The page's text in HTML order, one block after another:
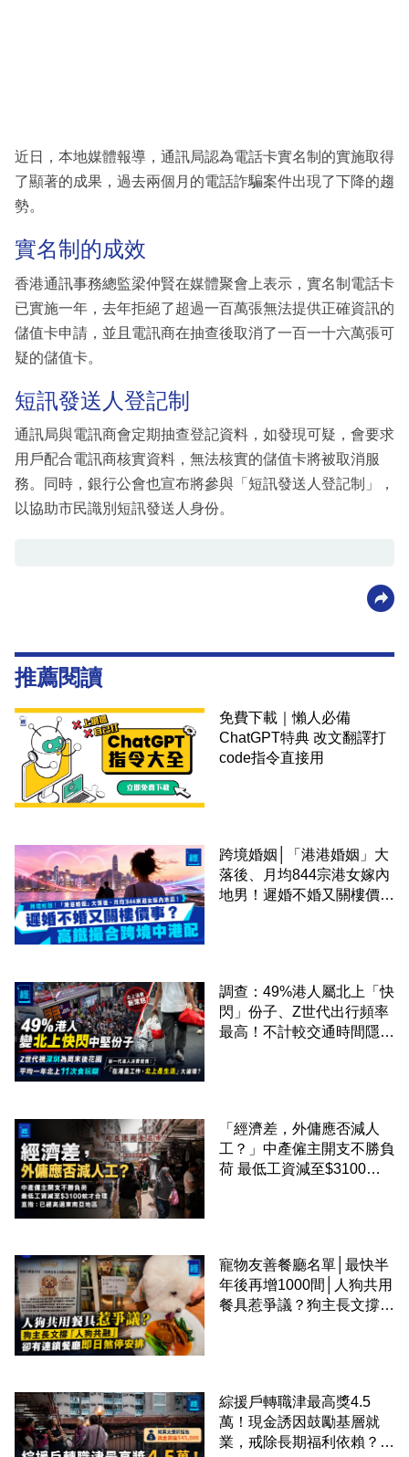
區
近日，本地媒體報導，通訊局認為電話卡實名制的實施取得
了顯著的成果，過去兩個月的電話詐騙案件出現了下降的趨
勢。
實名制的成效
香港通訊事務總監梁仲賢在媒體聚會上表示，實名制電話卡
已實施一年，去年拒絕了超過一百萬張無法提供正確資訊的
儲值卡申請，並且電訊商在抽查後取消了一百一十六萬張可
疑的儲值卡。
短訊發送人登記制
通訊局與電訊商會定期抽查登記資料，如發現可疑，會要求
用戶配合電訊商核實資料，無法核實的儲值卡將被取消服
務。同時，銀行公會也宣布將參與「短訊發送人登記制」，
以協助市民識別短訊發送人身份。
推薦閱讀
免費下載｜懶人必備
ChatGPT特典 改文翻譯打
code指令直接用
跨境婚姻│「港港婚姻」大
落後、月均844宗港女嫁內
地男！遲婚不婚又關樓價
調查：49%港人屬北上「快
閃」份子、Z世代出行頻率
最高！不計較交通時間隱形
「經濟差，外傭應否減人
工？」中產僱主開支不勝負
荷 最低工資減至$3100蚊
寵物友善餐廳名單│最快半
年後再增1000間│人狗共用
餐具惹爭議？狗主長文撐
綜援戶轉職津最高獎4.5
萬！現金誘因鼓勵基層就
業，戒除長期福利依賴？鄧